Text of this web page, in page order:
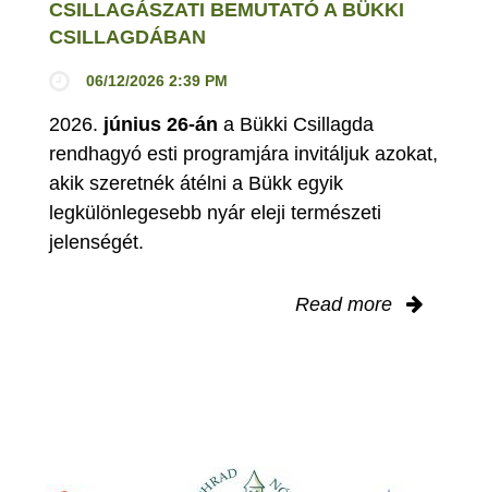
CSILLAGÁSZATI BEMUTATÓ A BÜKKI
CSILLAGDÁBAN
06/12/2026 2:39 PM
2026. június 26-án a Bükki Csillagda
rendhagyó esti programjára invitáljuk azokat,
akik szeretnék átélni a Bükk egyik
legkülönlegesebb nyár eleji természeti
jelenségét.
Read more